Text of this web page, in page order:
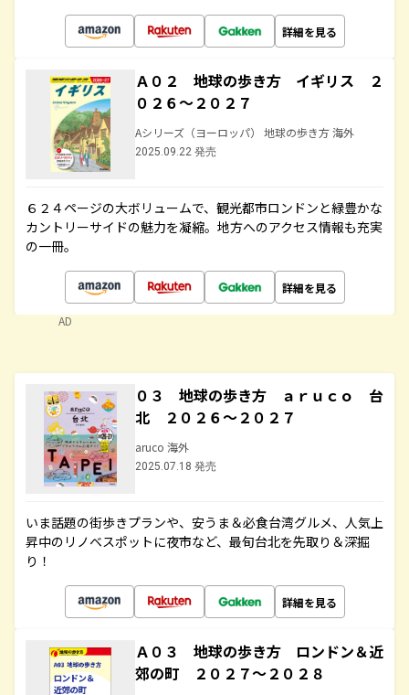
詳細を見る
Ａ０２ 地球の歩き方 イギリス ２
０２６～２０２７
Aシリーズ（ヨーロッパ） 地球の歩き方 海外
2025.09.22 発売
６２４ページの大ボリュームで、観光都市ロンドンと緑豊かな
カントリーサイドの魅力を凝縮。地方へのアクセス情報も充実
の一冊。
詳細を見る
AD
０３ 地球の歩き方 ａｒｕｃｏ 台
北 ２０２６～２０２７
aruco 海外
2025.07.18 発売
いま話題の街歩きプランや、安うま＆必食台湾グルメ、人気上
昇中のリノベスポットに夜市など、最旬台北を先取り＆深掘
り！
詳細を見る
Ａ０３ 地球の歩き方 ロンドン＆近
郊の町 ２０２７～２０２８